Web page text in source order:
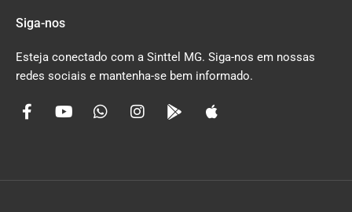
Siga-nos
Esteja conectado com a Sinttel MG. Siga-nos em nossas
redes sociais e mantenha-se bem informado.